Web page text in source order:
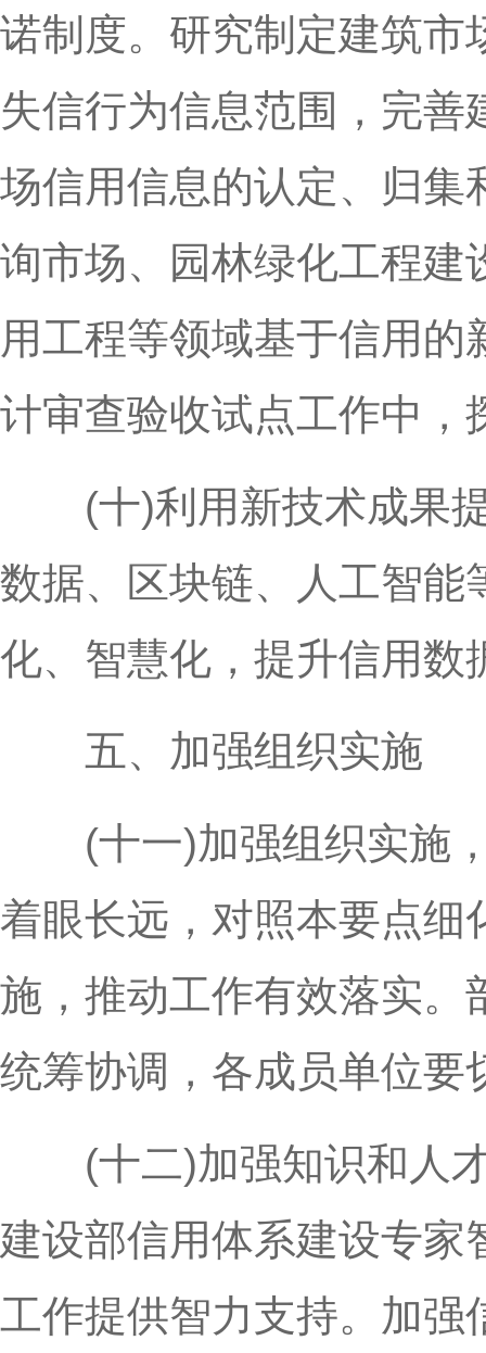
诺制度。研究制定建筑市
失信行为信息范围，完
场信用信息的认定、归集
询市场、园林绿化工程建
用工程等领域基于信用
计审查验收试点工作中，
(十)利用新技术成果提
数据、区块链、人工智能
化、智慧化，提升信用数
五、加强组织实施
(十一)加强组织实施，
着眼长远，对照本要点细
施，推动工作有效落实。
统筹协调，各成员单位要
(十二)加强知识和人才
建设部信用体系建设专家
工作提供智力支持。加强